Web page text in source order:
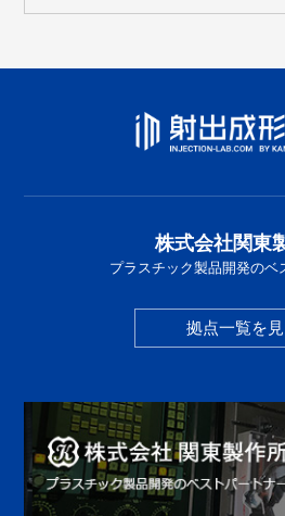
株式会社関東
プラスチック製品開発のベ
拠点一覧を見